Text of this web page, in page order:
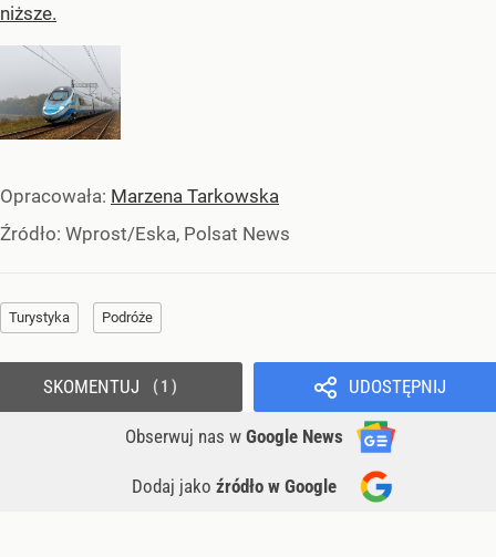
niższe.
Opracowała: Marzena Tarkowska
Źródło: Wprost/Eska, Polsat News
Turystyka Podróże
UDOSTĘPNIJ
Obserwuj nas w Google News
Dodaj jako źródło w Google
SKOMENTUJ 1